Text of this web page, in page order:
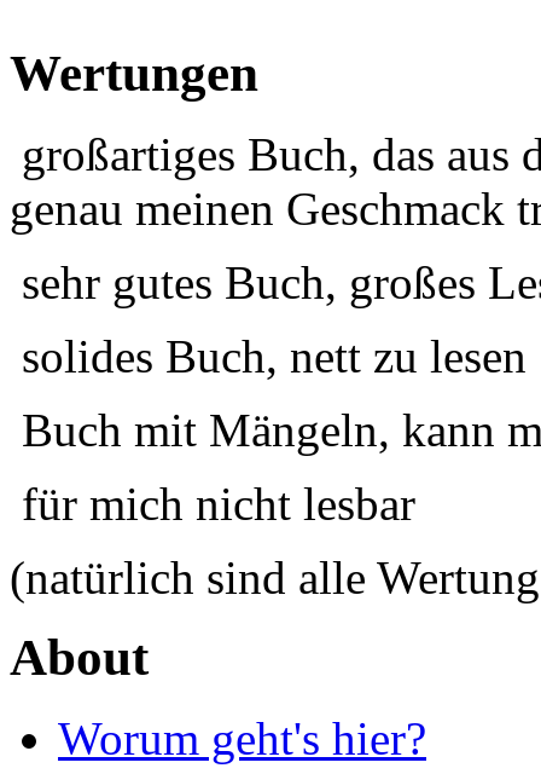
Wertungen
großartiges Buch, das aus
genau meinen Geschmack
sehr gutes Buch, großes
solides Buch, nett zu lesen
Buch mit Mängeln, kann
für mich nicht lesbar
(natürlich sind alle
About
Worum geht's hier?